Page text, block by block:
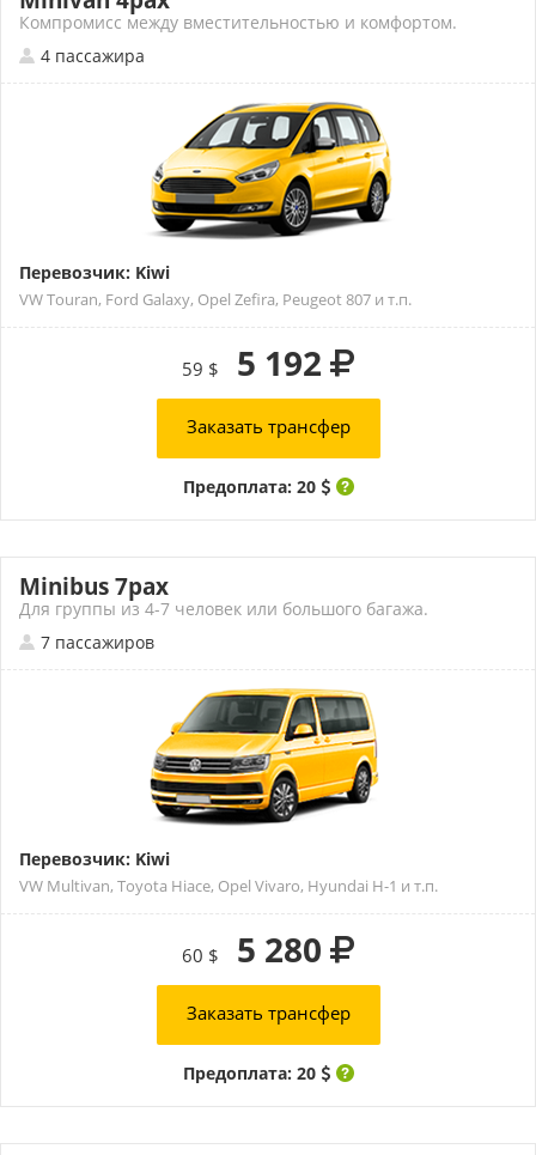
Компромисс между вместительностью и комфортом.
4 пассажира
Перевозчик: Kiwi
VW Touran, Ford Galaxy, Opel Zefira, Peugeot 807 и т.п.
59 $ 5 192
Заказать трансфер
Предоплата: 20
Minibus 7pax
Для группы из 4-7 человек или большого багажа.
7 пассажиров
Перевозчик: Kiwi
VW Multivan, Toyota Hiace, Opel Vivaro, Hyundai H-1 и т.п.
60 $ 5 280
Заказать трансфер
Предоплата: 20